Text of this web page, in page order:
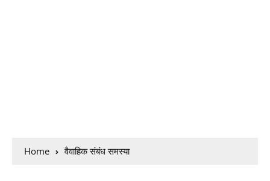
Home वैवाहिक संबंध समस्या